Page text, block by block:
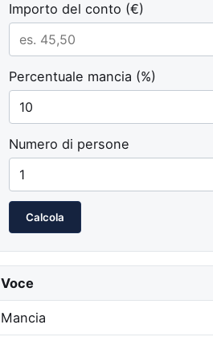
Importo del conto (€)
Percentuale mancia (%)
Numero di persone
Calcola
Voce
Mancia